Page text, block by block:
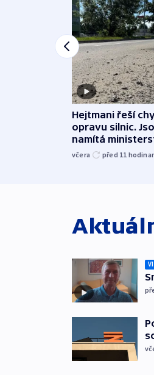
Hejtmani řeší
opravu silnic.
namítá
včera před 11